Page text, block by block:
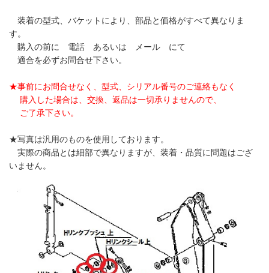
装着の型式、バケットにより、部品と価格がすべて異なりま
す。
購入の前に 電話 あるいは メール にて
適合を必ずお問合せ下さい。
★事前にお問合せなく、型式、シリアル番号のご連絡もなく
購入した場合は、交換、返品は一切承りませんので、
ご了承下さい。
★写真は汎用のものを使用しております。
実際の商品とは細部で異なりますが、装着・品質に問題はござ
いません。